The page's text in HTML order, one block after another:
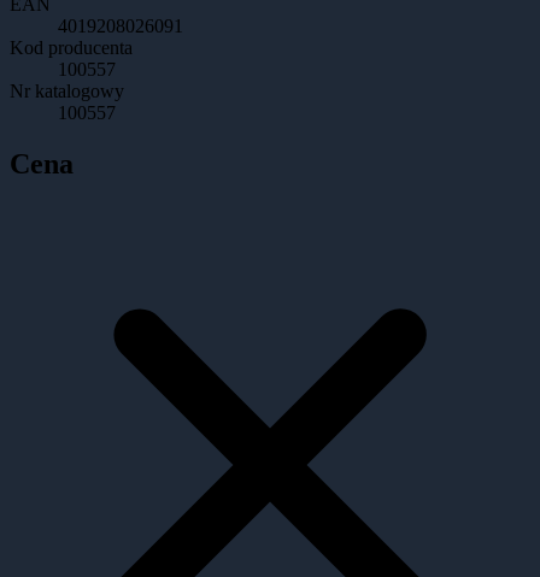
EAN
4019208026091
Kod producenta
100557
Nr katalogowy
100557
Cena